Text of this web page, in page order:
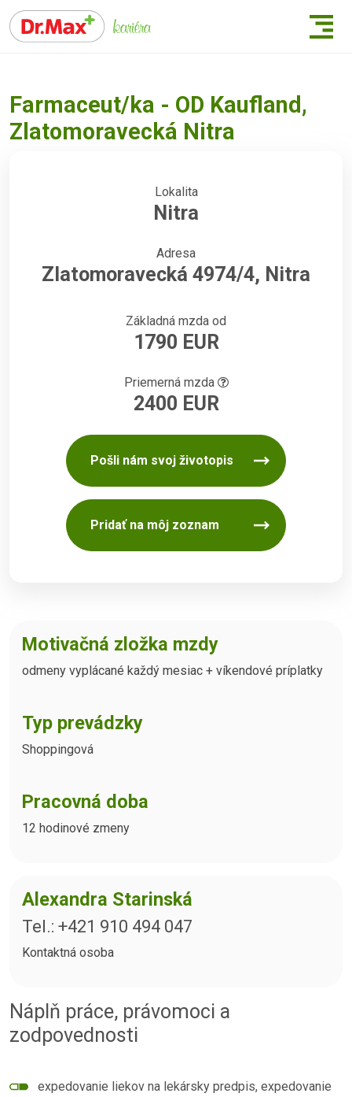
Farmaceut/ka - OD Kaufland,
Zlatomoravecká Nitra
Lokalita
Nitra
Adresa
Zlatomoravecká 4974/4, Nitra
Základná mzda od
1790 EUR
Priemerná mzda
2400 EUR
Pošli nám svoj životopis
Pridať na môj zoznam
Náplň práce, právomoci a
zodpovednosti
expedovanie liekov na lekársky predpis, expedovanie
Motivačná zložka mzdy
odmeny vyplácané každý mesiac + víkendové príplatky
Typ prevádzky
Shoppingová
Pracovná doba
12 hodinové zmeny
Alexandra Starinská
Tel.: +421 910 494 047
Kontaktná osoba